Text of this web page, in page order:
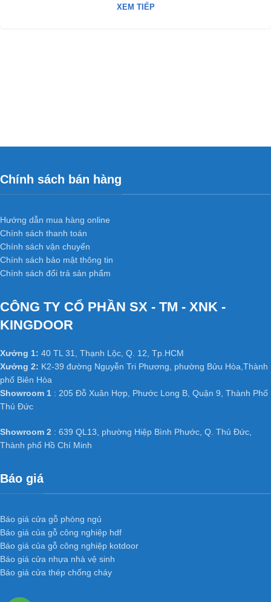
XEM TIẾP
Chính sách bán hàng
Hướng dẫn mua hàng online
Chính sách thanh toán
Chính sách vận chuyển
Chính sách bảo mật thông tin
Chính sách đổi trả sản phẩm
CÔNG TY CỔ PHẦN SX - TM - XNK -
KINGDOOR
Xưởng 1: 40 TL 31, Thạnh Lộc, Q. 12, Tp.HCM
Xưởng 2: K2-39 đường Nguyễn Tri Phương, phường Bửu Hòa,Thành
phố Biên Hòa
Showroom 1 : 205 Đỗ Xuân Hợp, Phước Long B, Quận 9, Thành Phố
Thủ Đức
Showroom 2 : 639 QL13, phường Hiệp Bình Phước, Q. Thủ Đức,
Thành phố Hồ Chí Minh
Báo giá
Báo giá cửa gỗ phòng ngủ
Báo giá của gỗ công nghiệp hdf
Báo giá của gỗ công nghiệp kotdoor
Báo giá cửa nhựa nhà vệ sinh
Báo giá cửa thép chống cháy